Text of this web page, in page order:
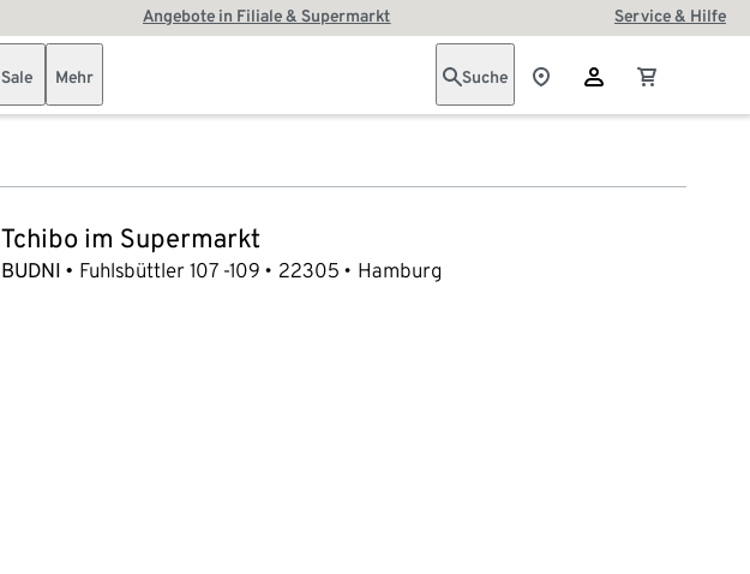
Angebote in Filiale & Supermarkt Service & Hilfe
Sale Mehr Suche
Tchibo im Supermarkt
BUDNI Fuhlsbüttler 107 -109 22305 Hamburg